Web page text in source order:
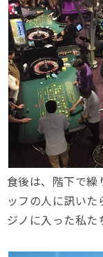
食後は、階下で繰
ッフの人に訊い
ジノに入った私た